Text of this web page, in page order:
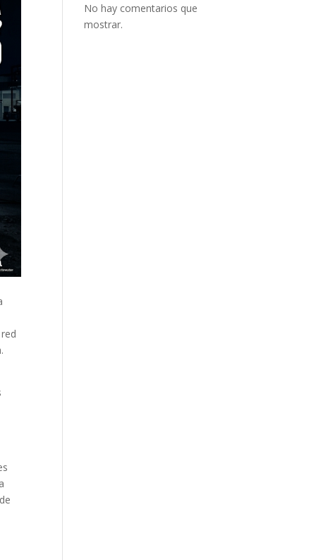
No hay comentarios que
mostrar.